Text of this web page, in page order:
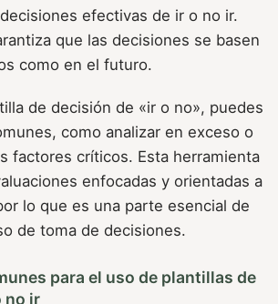
efectivas de ir o no ir.
que las decisiones se basen
como en el futuro.
de decisión de «ir o no», puedes
como analizar en exceso o
factores críticos. Esta herramienta
enfocadas y orientadas a
lo que es una parte esencial de
de toma de decisiones.
para el uso de plantillas de
no ir